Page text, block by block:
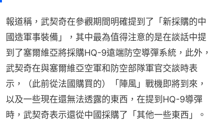
報道稱，武契奇在參觀期間明確提到了「新採購的中
國造軍事裝備」，其中最為值得注意的是在談話中提
到了塞爾維亞將採購HQ-9遠端防空導彈系統，此外，
武契奇在與塞爾維亞空軍和防空部隊軍官交談時表
示，（此前從法國購買的）「陣風」戰機即將到來，
以及一些現在還無法透露的東西，在提到HQ-9導彈
時，武契奇表示還從中國採購了「其他一些東西」。